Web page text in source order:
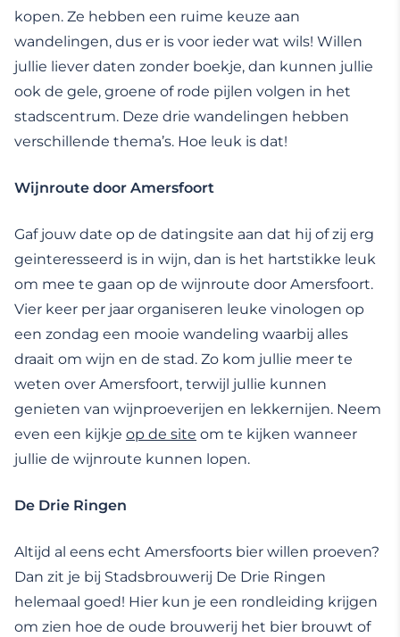
kopen. Ze hebben een ruime keuze aan
wandelingen, dus er is voor ieder wat wils! Willen
jullie liever daten zonder boekje, dan kunnen jullie
ook de gele, groene of rode pijlen volgen in het
stadscentrum. Deze drie wandelingen hebben
verschillende thema’s. Hoe leuk is dat!
Wijnroute door Amersfoort
Gaf jouw date op de datingsite aan dat hij of zij erg
geinteresseerd is in wijn, dan is het hartstikke leuk
om mee te gaan op de wijnroute door Amersfoort.
Vier keer per jaar organiseren leuke vinologen op
een zondag een mooie wandeling waarbij alles
draait om wijn en de stad. Zo kom jullie meer te
weten over Amersfoort, terwijl jullie kunnen
genieten van wijnproeverijen en lekkernijen. Neem
even een kijkje op de site om te kijken wanneer
jullie de wijnroute kunnen lopen.
De Drie Ringen
Altijd al eens echt Amersfoorts bier willen proeven?
Dan zit je bij Stadsbrouwerij De Drie Ringen
helemaal goed! Hier kun je een rondleiding krijgen
om zien hoe de oude brouwerij het bier brouwt of